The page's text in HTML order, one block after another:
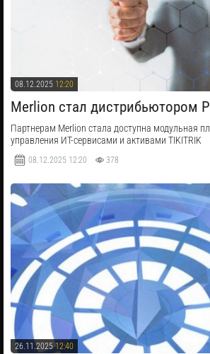
08.12.2025 12:20
Merlion стал дистрибьютором
Партнерам Merlion стала доступна модульная
управления ИТ-сервисами и активами TIKITRIK
08.12.2025 12:20 378
26.11.2025 12:40